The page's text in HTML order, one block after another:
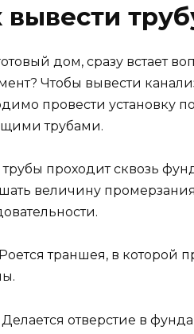
вывести
дом, сразу встает
Чтобы вывести
провести установку
трубами.
проходит сквозь
величину
Роется траншея, в которой
Делается отверстие в